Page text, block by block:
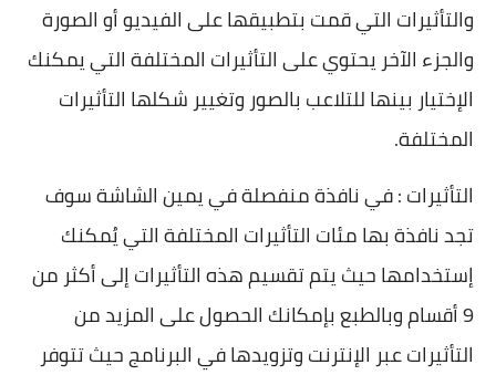
والتأثيرات التي قمت بتطبيقها على الفيديو أو الصورة
والجزء الآخر يحتوي على التأثيرات المختلفة التي يمكنك
الإختيار بينها للتلاعب بالصور وتغيير شكلها التأثيرات
المختلفة.
التأثيرات : في نافذة منفصلة في يمين الشاشة سوف
تجد نافذة بها مئات التأثيرات المختلفة التي يُمكنك
إستخدامها حيث يتم تقسيم هذه التأثيرات إلى أكثر من
9 أقسام وبالطبع بإمكانك الحصول على المزيد من
التأثيرات عبر الإنترنت وتزويدها في البرنامج حيث تتوفر